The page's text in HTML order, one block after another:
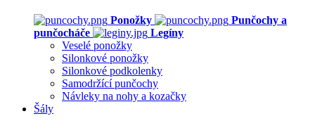
Ponožky
Punčochy a
punčocháče
Legíny
Veselé ponožky
Silonkové ponožky
Silonkové podkolenky
Samodržící punčochy
Návleky na nohy a kozačky
Šály